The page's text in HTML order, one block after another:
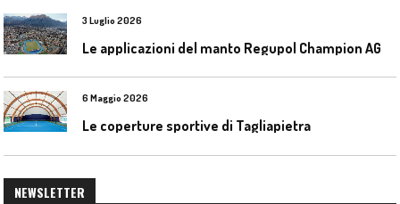
3 Luglio 2026
6 Maggio 2026
Le coperture sportive di Tagliapietra
NEWSLETTER